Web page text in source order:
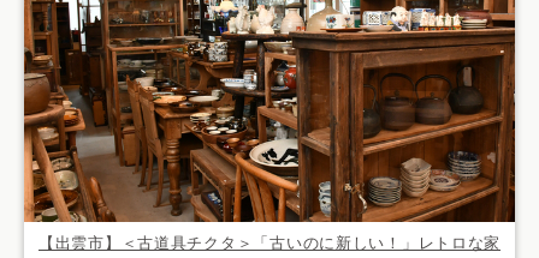
【出雲市】＜古道具チクタ＞「古いのに新しい！」レトロな家